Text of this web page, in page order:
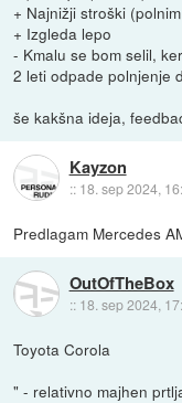
+ Najnižji stroški
+ Izgleda lepo
- Kmalu se bom selil,
2 leti odpade polnjenje
še kakšna ideja,
Kayzon
:: 18. sep 2024,
Predlagam Mercedes
OutOfTheBox
:: 18. sep 2024,
Toyota Corola
" - relativno majhen